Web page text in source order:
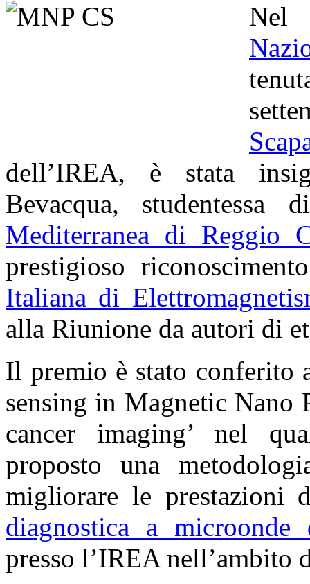
dell’IREA, è stata
Bevacqua,
Mediterranea di Reggio
prestigioso
Italiana di
alla Riunione da autori di
Il premio è stato conferito
sensing in Magnetic Nano
cancer imaging’ nel
proposto una
migliorare le prestazioni
diagnostica a
presso l’IREA nell’ambito